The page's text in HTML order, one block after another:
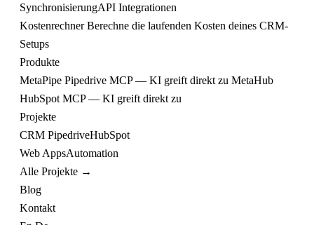
SynchronisierungAPI Integrationen
KostenrechnerBerechne die laufenden Kosten deines CRM-
Setups
Produkte
MetaPipe Pipedrive MCP — KI greift direkt zu MetaHub
HubSpot MCP — KI greift direkt zu
Projekte
CRM PipedriveHubSpot
Web AppsAutomation
Alle Projekte →
Blog
Kontakt